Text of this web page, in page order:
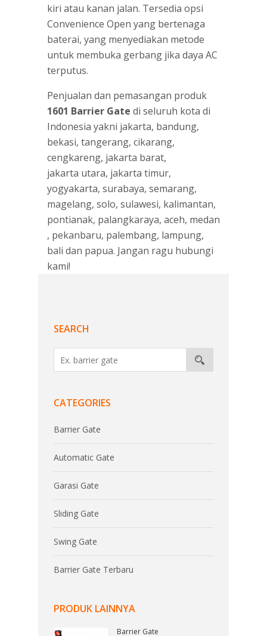
kiri atau kanan jalan. Tersedia opsi
Convenience Open yang bertenaga
baterai, yang menyediakan metode
untuk membuka gerbang jika daya AC
terputus.
Penjualan dan pemasangan produk
1601 Barrier Gate di seluruh kota di
Indonesia yakni jakarta, bandung,
bekasi, tangerang, cikarang,
cengkareng, jakarta barat,
jakarta utara, jakarta timur,
yogyakarta, surabaya, semarang,
magelang, solo, sulawesi, kalimantan,
pontianak, palangkaraya, aceh, medan
, pekanbaru, palembang, lampung,
bali dan papua. Jangan ragu hubungi
kami!
SEARCH
CATEGORIES
Barrier Gate
Automatic Gate
Garasi Gate
Sliding Gate
Swing Gate
Barrier Gate Terbaru
PRODUK LAINNYA
Barrier Gate